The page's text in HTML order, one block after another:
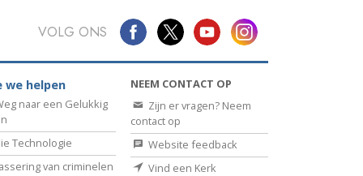
VOLG ONS
we helpen
naar een Gelukkig
Technologie
van criminelen
NEEM CONTACT OP
Zijn er vragen? Neem
contact op
Website feedback
Vind een Kerk